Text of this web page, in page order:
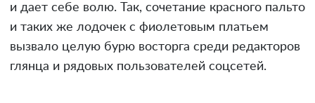
и дает себе волю. Так, сочетание красного пальто
и таких же лодочек с фиолетовым платьем
вызвало целую бурю восторга среди редакторов
глянца и рядовых пользователей соцсетей.